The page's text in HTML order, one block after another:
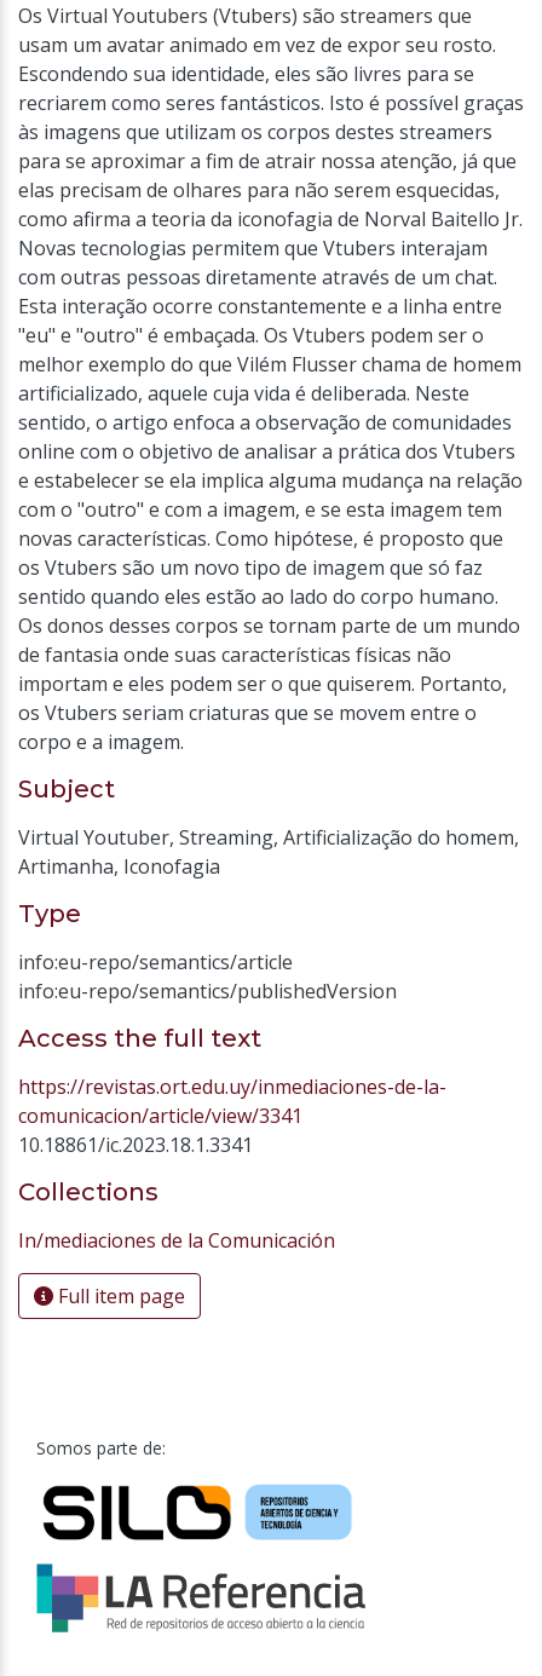
Os Virtual Youtubers (Vtubers) são streamers que
usam um avatar animado em vez de expor seu rosto.
Escondendo sua identidade, eles são livres para se
recriarem como seres fantásticos. Isto é possível graças
às imagens que utilizam os corpos destes streamers
para se aproximar a fim de atrair nossa atenção, já que
elas precisam de olhares para não serem esquecidas,
como afirma a teoria da iconofagia de Norval Baitello Jr.
Novas tecnologias permitem que Vtubers interajam
com outras pessoas diretamente através de um chat.
Esta interação ocorre constantemente e a linha entre
"eu" e "outro" é embaçada. Os Vtubers podem ser o
melhor exemplo do que Vilém Flusser chama de homem
artificializado, aquele cuja vida é deliberada. Neste
sentido, o artigo enfoca a observação de comunidades
online com o objetivo de analisar a prática dos Vtubers
e estabelecer se ela implica alguma mudança na relação
com o "outro" e com a imagem, e se esta imagem tem
novas características. Como hipótese, é proposto que
os Vtubers são um novo tipo de imagem que só faz
sentido quando eles estão ao lado do corpo humano.
Os donos desses corpos se tornam parte de um mundo
de fantasia onde suas características físicas não
importam e eles podem ser o que quiserem. Portanto,
os Vtubers seriam criaturas que se movem entre o
corpo e a imagem.
Subject
Virtual Youtuber, Streaming, Artificialização do homem,
Artimanha, Iconofagia
Type
info:eu-repo/semantics/article
info:eu-repo/semantics/publishedVersion
Access the full text
https://revistas.ort.edu.uy/inmediaciones-de-la-
comunicacion/article/view/3341
10.18861/ic.2023.18.1.3341
Collections
In/mediaciones de la Comunicación
Full item page
Somos parte de: